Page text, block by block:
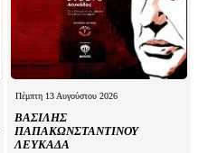
Πέμπτη 13 Αυγούστου 2026
ΒΑΣΙΛΗΣ
ΠΑΠΑΚΩΝΣΤΑΝΤΙΝΟΥ
ΛΕΥΚΑΔΑ